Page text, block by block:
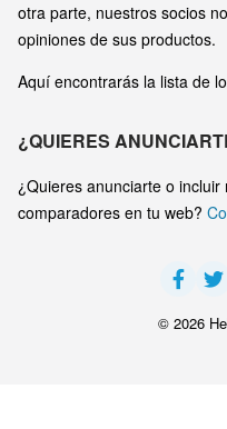
otra parte, nuestros socios
opiniones de sus productos.
Aquí encontrarás la lista de
¿QUIERES
¿Quieres anunciarte o
comparadores en tu web?
© 2026